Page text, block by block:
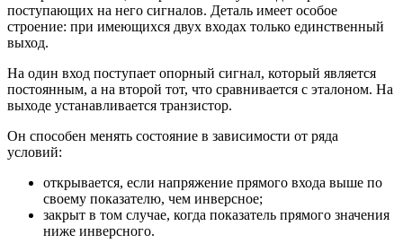
поступающих на него сигналов. Деталь имеет особое
строение: при имеющихся двух входах только единственный
выход.
На один вход поступает опорный сигнал, который является
постоянным, а на второй тот, что сравнивается с эталоном. На
выходе устанавливается транзистор.
Он способен менять состояние в зависимости от ряда
условий:
открывается, если напряжение прямого входа выше по
своему показателю, чем инверсное;
закрыт в том случае, когда показатель прямого значения
ниже инверсного.